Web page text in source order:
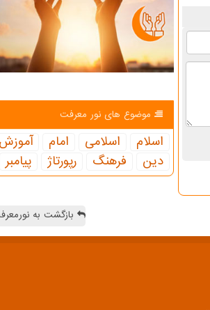
موضوع های نور معرفت
اسلام اسلامی امام
آموزش
دین
فرهنگ رپورتاژ پیامبر
بازگشت به